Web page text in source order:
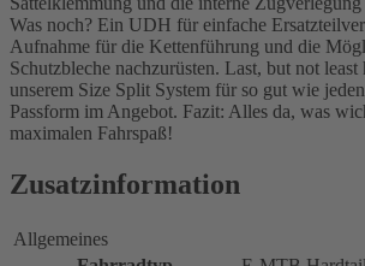
Was noch? Ein UDH für einfache
Aufnahme für die Kettenführung und die
Schutzbleche nachzurüsten. Last, but not
unserem Size Split System für so gut wie
Passform im Angebot. Fazit: Alles da, was
maximalen Fahrspaß!
Zusatzinformation
Allgemeines